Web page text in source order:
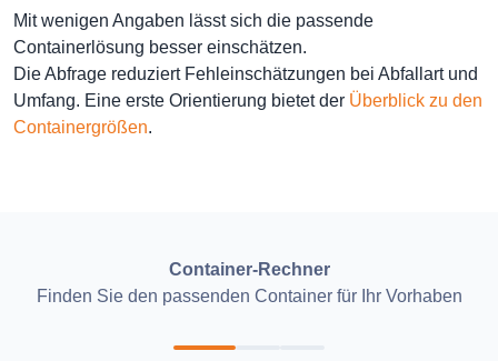
Mit wenigen Angaben lässt sich die passende
Containerlösung besser einschätzen.
Die Abfrage reduziert Fehleinschätzungen bei Abfallart und
Umfang. Eine erste Orientierung bietet der Überblick zu den
Containergrößen.
Container-Rechner
Finden Sie den passenden Container für Ihr Vorhaben